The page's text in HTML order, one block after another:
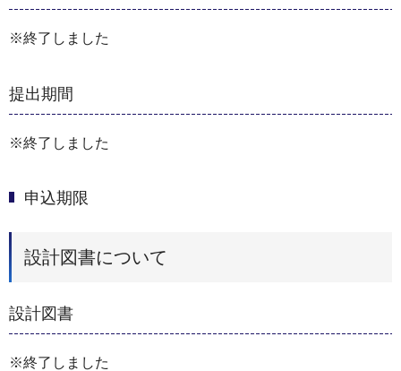
※終了しました
提出期間
※終了しました
申込期限
設計図書について
設計図書
※終了しました